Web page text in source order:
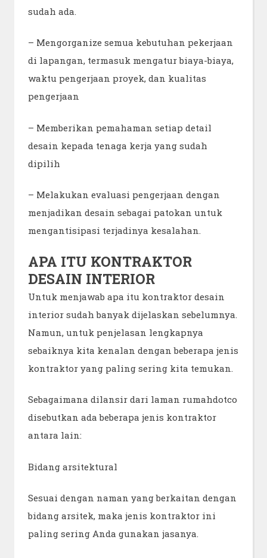
sudah ada.
– Mengorganize semua kebutuhan pekerjaan
di lapangan, termasuk mengatur biaya-biaya,
waktu pengerjaan proyek, dan kualitas
pengerjaan
– Memberikan pemahaman setiap detail
desain kepada tenaga kerja yang sudah
dipilih
– Melakukan evaluasi pengerjaan dengan
menjadikan desain sebagai patokan untuk
mengantisipasi terjadinya kesalahan.
APA ITU KONTRAKTOR
DESAIN INTERIOR
Untuk menjawab apa itu kontraktor desain
interior sudah banyak dijelaskan sebelumnya.
Namun, untuk penjelasan lengkapnya
sebaiknya kita kenalan dengan beberapa jenis
kontraktor yang paling sering kita temukan.
Sebagaimana dilansir dari laman rumahdotco
disebutkan ada beberapa jenis kontraktor
antara lain:
Bidang arsitektural
Sesuai dengan naman yang berkaitan dengan
bidang arsitek, maka jenis kontraktor ini
paling sering Anda gunakan jasanya.